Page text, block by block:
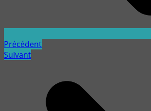
Précédent
Suivant